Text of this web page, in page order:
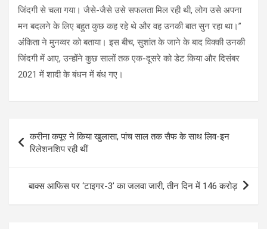
जिंदगी से चला गया। जैसे-जैसे उसे सफलता मिल रही थी, लोग उसे अपना
मन बदलने के लिए बहुत कुछ कह रहे थे और वह उनकी बात सुन रहा था।”
अंकिता ने मुनव्वर को बताया। इस बीच, सुशांत के जाने के बाद विक्की उनकी
जिंदगी में आए, उन्होंने कुछ सालों तक एक-दूसरे को डेट किया और दिसंबर
2021 में शादी के बंधन में बंध गए।
navigation
करीना कपूर ने किया खुलासा, पांच साल तक सैफ के साथ लिव-इन
रिलेशनशिप रही थीं
बाक्स आफिस पर ‘टाइगर-3’ का जलवा जारी, तीन दिन में 146 करोड़